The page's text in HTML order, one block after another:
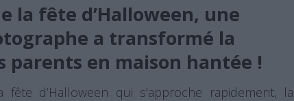
la fête d’Halloween, une
a transformé la
parents en maison hantée !
d’Halloween qui s’approche rapidement, la